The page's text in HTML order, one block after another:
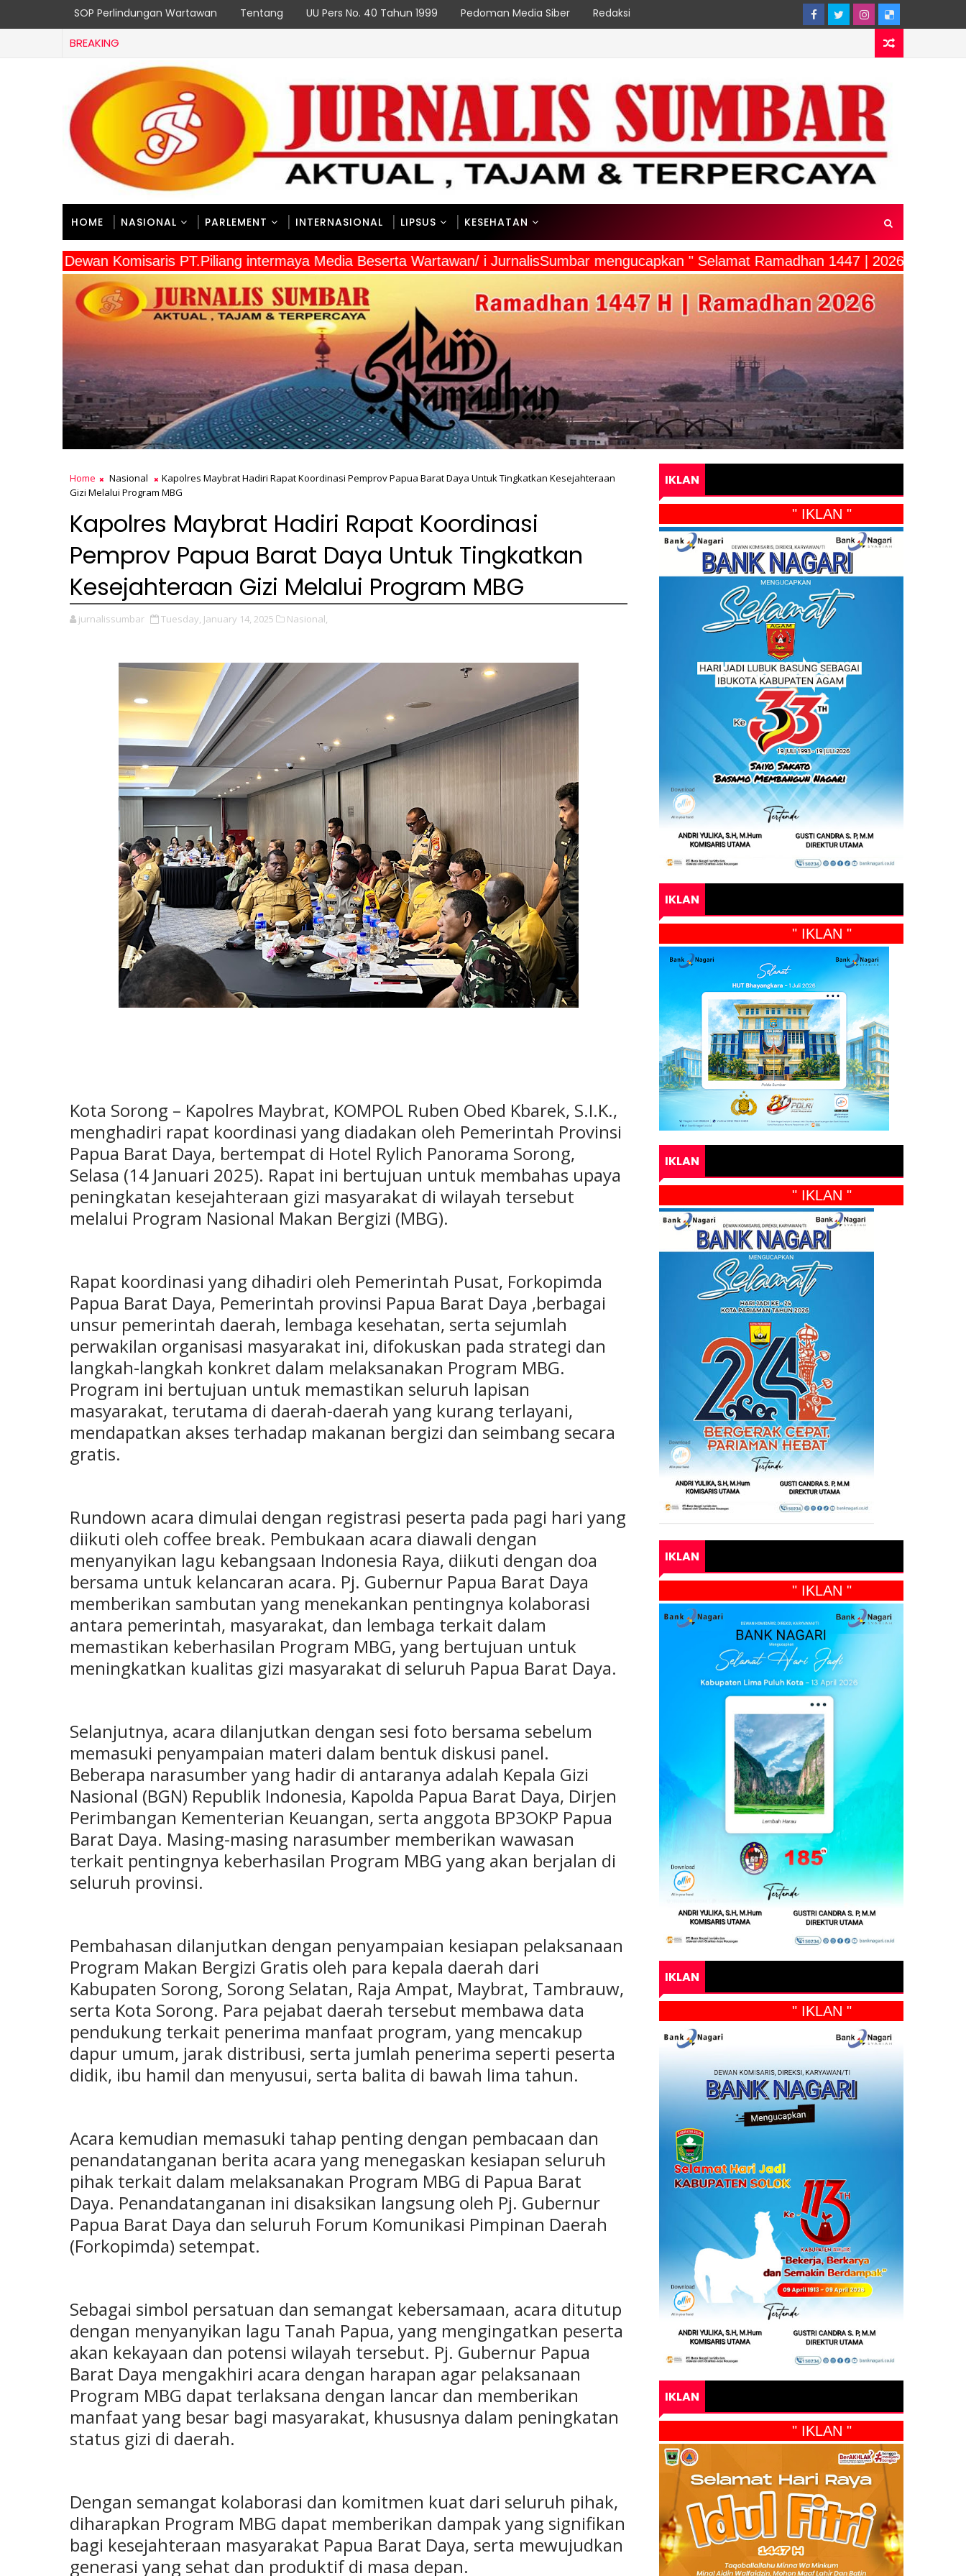
SOP Perlindungan Wartawan Tentang UU Pers No. 40 Tahun 1999 Pedoman Media Siber Redaksi
BREAKING
HOME NASIONAL PARLEMENT INTERNASIONAL LIPSUS KESEHATAN
" Dewan Komisaris PT.Piliang intermaya Media Beserta Wartawan/ i JurnalisSumbar mengucapkan " Selamat Ramadhan 1447 | 2026"
Home Nasional
Kapolres Maybrat Hadiri Rapat Koordinasi Pemprov Papua Barat Daya Untuk Tingkatkan Kesejahteraan
Gizi Melalui Program MBG
Kapolres Maybrat Hadiri Rapat Koordinasi
Pemprov Papua Barat Daya Untuk Tingkatkan
Kesejahteraan Gizi Melalui Program MBG
jurnalissumbar Tuesday, January 14, 2025 Nasional,
Kota Sorong – Kapolres Maybrat, KOMPOL Ruben Obed Kbarek, S.I.K.,
menghadiri rapat koordinasi yang diadakan oleh Pemerintah Provinsi
Papua Barat Daya, bertempat di Hotel Rylich Panorama Sorong,
Selasa (14 Januari 2025). Rapat ini bertujuan untuk membahas upaya
peningkatan kesejahteraan gizi masyarakat di wilayah tersebut
melalui Program Nasional Makan Bergizi (MBG).
Rapat koordinasi yang dihadiri oleh Pemerintah Pusat, Forkopimda
Papua Barat Daya, Pemerintah provinsi Papua Barat Daya ,berbagai
unsur pemerintah daerah, lembaga kesehatan, serta sejumlah
perwakilan organisasi masyarakat ini, difokuskan pada strategi dan
langkah-langkah konkret dalam melaksanakan Program MBG.
Program ini bertujuan untuk memastikan seluruh lapisan
masyarakat, terutama di daerah-daerah yang kurang terlayani,
mendapatkan akses terhadap makanan bergizi dan seimbang secara
gratis.
Rundown acara dimulai dengan registrasi peserta pada pagi hari yang
diikuti oleh coffee break. Pembukaan acara diawali dengan
menyanyikan lagu kebangsaan Indonesia Raya, diikuti dengan doa
bersama untuk kelancaran acara. Pj. Gubernur Papua Barat Daya
memberikan sambutan yang menekankan pentingnya kolaborasi
antara pemerintah, masyarakat, dan lembaga terkait dalam
memastikan keberhasilan Program MBG, yang bertujuan untuk
meningkatkan kualitas gizi masyarakat di seluruh Papua Barat Daya.
Selanjutnya, acara dilanjutkan dengan sesi foto bersama sebelum
memasuki penyampaian materi dalam bentuk diskusi panel.
Beberapa narasumber yang hadir di antaranya adalah Kepala Gizi
Nasional (BGN) Republik Indonesia, Kapolda Papua Barat Daya, Dirjen
Perimbangan Kementerian Keuangan, serta anggota BP3OKP Papua
Barat Daya. Masing-masing narasumber memberikan wawasan
terkait pentingnya keberhasilan Program MBG yang akan berjalan di
seluruh provinsi.
Pembahasan dilanjutkan dengan penyampaian kesiapan pelaksanaan
Program Makan Bergizi Gratis oleh para kepala daerah dari
Kabupaten Sorong, Sorong Selatan, Raja Ampat, Maybrat, Tambrauw,
serta Kota Sorong. Para pejabat daerah tersebut membawa data
pendukung terkait penerima manfaat program, yang mencakup
dapur umum, jarak distribusi, serta jumlah penerima seperti peserta
didik, ibu hamil dan menyusui, serta balita di bawah lima tahun.
Acara kemudian memasuki tahap penting dengan pembacaan dan
penandatanganan berita acara yang menegaskan kesiapan seluruh
pihak terkait dalam melaksanakan Program MBG di Papua Barat
Daya. Penandatanganan ini disaksikan langsung oleh Pj. Gubernur
Papua Barat Daya dan seluruh Forum Komunikasi Pimpinan Daerah
(Forkopimda) setempat.
Sebagai simbol persatuan dan semangat kebersamaan, acara ditutup
dengan menyanyikan lagu Tanah Papua, yang mengingatkan peserta
akan kekayaan dan potensi wilayah tersebut. Pj. Gubernur Papua
Barat Daya mengakhiri acara dengan harapan agar pelaksanaan
Program MBG dapat terlaksana dengan lancar dan memberikan
manfaat yang besar bagi masyarakat, khususnya dalam peningkatan
status gizi di daerah.
Dengan semangat kolaborasi dan komitmen kuat dari seluruh pihak,
diharapkan Program MBG dapat memberikan dampak yang signifikan
bagi kesejahteraan masyarakat Papua Barat Daya, serta mewujudkan
generasi yang sehat dan produktif di masa depan.
IKLAN
" IKLAN "
IKLAN
" IKLAN "
IKLAN
" IKLAN "
IKLAN
" IKLAN "
IKLAN
" IKLAN "
IKLAN
" IKLAN "